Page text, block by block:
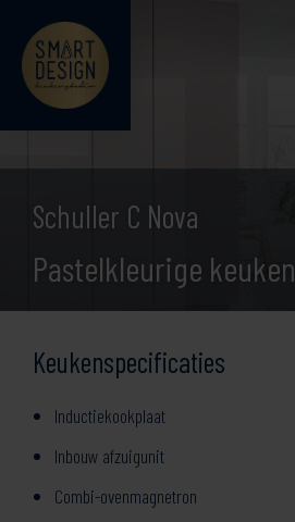
Schuller C Nova
Pastelkleurige keuken
Keukenspecificaties
Inductiekookplaat
Inbouw afzuigunit
Combi-ovenmagnetron